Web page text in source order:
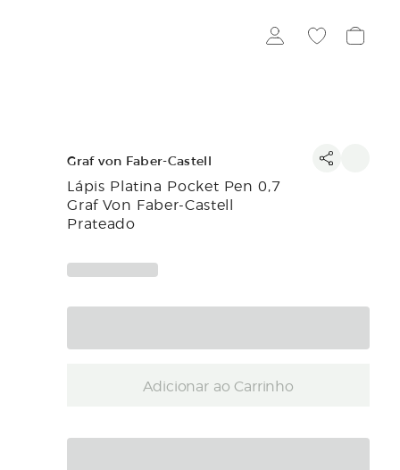
Graf von Faber-Castell
Lápis Platina Pocket Pen 0,7
Graf Von Faber-Castell
Prateado
Adicionar ao Carrinho